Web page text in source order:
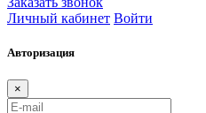
Личный кабинет Войти
Авторизация
×